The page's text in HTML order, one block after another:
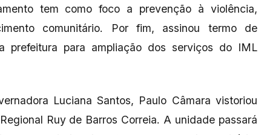
tem como foco a prevenção à violência,
comunitário. Por fim, assinou termo de
prefeitura para ampliação dos serviços do IML
Luciana Santos, Paulo Câmara vistoriou
Ruy de Barros Correia. A unidade passará